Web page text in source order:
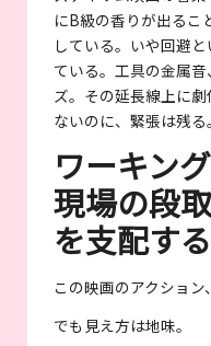
にB級の香りが出るこ
している。いや回避
ている。工具の金属
ズ。その延長線上に
ないのに、緊張は残る
ワーキン
現場の段
を支配する
この映画のアクション
でも見え方は地味。